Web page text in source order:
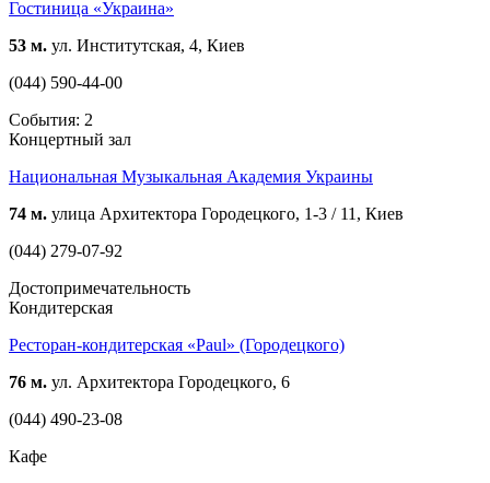
Гостиница «Украина»
53 м. ул. Институтская, 4, Киев
(044) 590-44-00
События: 2
Концертный зал
Национальная Музыкальная Академия Украины
74 м. улица Архитектора Городецкого, 1-3 / 11, Киев
(044) 279-07-92
Достопримечательность
Кондитерская
Ресторан-кондитерская «Paul» (Городецкого)
76 м. ул. Архитектора Городецкого, 6
(044) 490-23-08
Кафе